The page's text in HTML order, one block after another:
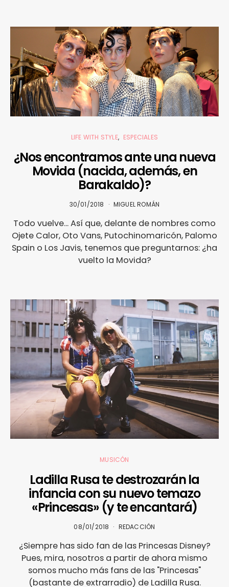
LIFE WITH STYLE ESPECIALES
¿Nos encontramos ante una nueva
Movida (nacida, además, en
Barakaldo)?
30/01/2018 MIGUEL ROMÁN
Todo vuelve... Así que, delante de nombres como
Ojete Calor, Oto Vans, Putochinomaricón, Palomo
Spain o Los Javis, tenemos que preguntarnos: ¿ha
vuelto la Movida?
MUSICÓN
Ladilla Rusa te destrozarán la
infancia con su nuevo temazo
«Princesas» (y te encantará)
08/01/2018 REDACCIÓN
¿Siempre has sido fan de las Princesas Disney?
Pues, mira, nosotros a partir de ahora mismo
somos mucho más fans de las "Princesas"
(bastante de extrarradio) de Ladilla Rusa.